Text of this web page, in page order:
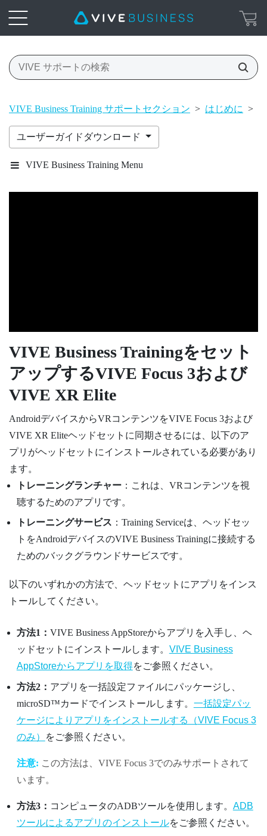
VIVE Business Training サポートセクション > はじめに >
ユーザーガイドダウンロード
VIVE Business Training Menu
VIVE Business Trainingをセット
アップするVIVE Focus 3および
VIVE XR Elite
AndroidデバイスからVRコンテンツをVIVE Focus 3および
VIVE XR Eliteヘッドセットに同期させるには、以下のア
プリがヘッドセットにインストールされている必要があり
ます。
トレーニングランチャー：これは、VRコンテンツを視
聴するためのアプリです。
トレーニングサービス ：Training Serviceは、ヘッドセッ
トをAndroidデバイスのVIVE Business Trainingに接続する
ためのバックグラウンドサービスです。
以下のいずれかの方法で、ヘッドセットにアプリをインス
トールしてください。
方法1： VIVE Business AppStoreからアプリを入手し、ヘ
ッドセットにインストールします。 VIVE Business
AppStoreからアプリを取得をご参照ください。
方法2： アプリを一括設定ファイルにパッケージし、
microSD™カードでインストールします。 一括設定パッ
ケージによりアプリをインストールする（VIVE Focus 3
のみ）
をご参照ください。
注意: この方法は、 VIVE Focus 3でのみサポートされて
います。
方法3： コンピュータのADBツールを使用します。 ADB
ツールによるアプリのインストールをご参照ください。